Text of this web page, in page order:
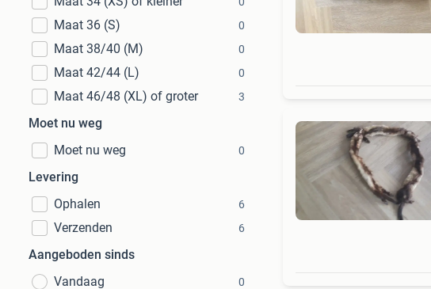
Maat 36 (S) 0
Maat 38/40 (M) 0
Maat 42/44 (L) 0
Maat 46/48 (XL) of groter 3
Moet nu weg
Moet nu weg
0
Levering
Ophalen
6
Verzenden 6
Aangeboden sinds
Vandaag
0